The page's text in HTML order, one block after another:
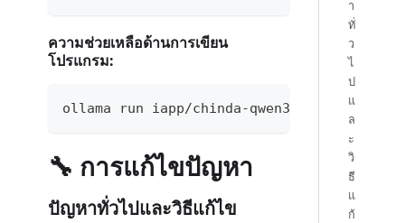
ความช่วยเหลือด้านการเขียน
โปรแกรม:
ollama run iapp/chinda-qwen3-4b "เขียนฟังก์ชัน
🔧 การแก้ไขปัญหา
ปัญหาทั่วไปและวิธีแก้ไข
า
ทั่
ว
ไ
ป
แ
ล
ะ
วิ
ธี
แ
ก้